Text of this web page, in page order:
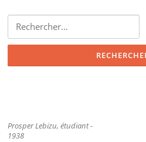
Rechercher :
Prosper Lebizu, étudiant -
1938